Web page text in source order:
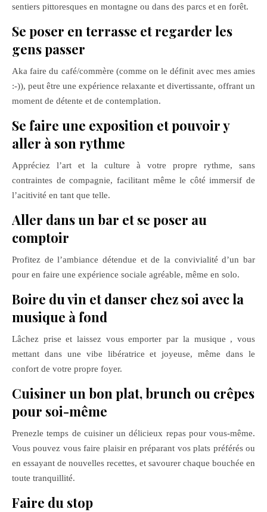
sentiers pittoresques en montagne ou dans des parcs et en forêt.
Se poser en terrasse et regarder les
gens passer
Aka faire du café/commère (comme on le définit avec mes amies
:-)), peut être une expérience relaxante et divertissante, offrant un
moment de détente et de contemplation.
Se faire une exposition et pouvoir y
aller à son rythme
Appréciez l’art et la culture à votre propre rythme, sans
contraintes de compagnie, facilitant même le côté immersif de
l’acitivité en tant que telle.
Aller dans un bar et se poser au
comptoir
Profitez de l’ambiance détendue et de la convivialité d’un bar
pour en faire une expérience sociale agréable, même en solo.
Boire du vin et danser chez soi avec la
musique à fond
Lâchez prise et laissez vous emporter par la musique , vous
mettant dans une vibe libératrice et joyeuse, même dans le
confort de votre propre foyer.
Cuisiner un bon plat, brunch ou crêpes
pour soi-même
Prenezle temps de cuisiner un délicieux repas pour vous-même.
Vous pouvez vous faire plaisir en préparant vos plats préférés ou
en essayant de nouvelles recettes, et savourer chaque bouchée en
toute tranquillité.
Faire du stop